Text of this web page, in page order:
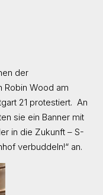
der
Robin Wood am
21 protestiert. An
sie ein Banner mit
in die Zukunft – S-
verbuddeln!“ an.